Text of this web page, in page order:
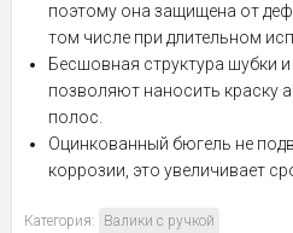
поэтому она защищена от
том числе при длительном
Бесшовная структура шубки
позволяют наносить краску
полос.
Оцинкованный бюгель не
коррозии, это увеличивает
Категория: Валики с ручкой